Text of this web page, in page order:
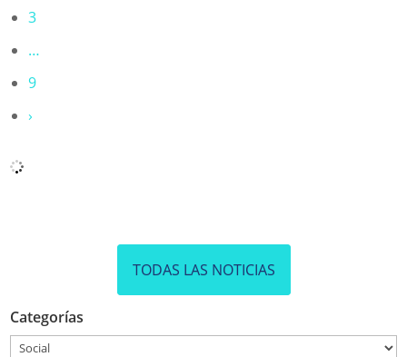
3
…
9
›
TODAS LAS NOTICIAS
Categorías
Categorías